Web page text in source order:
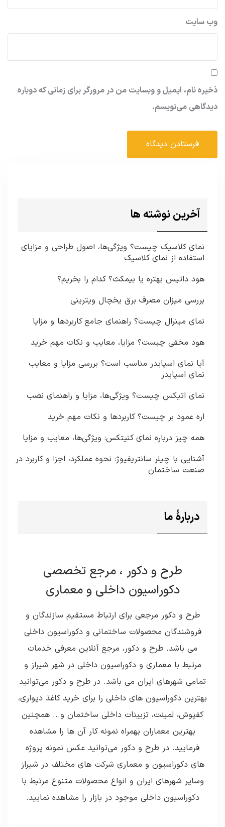
وب‌ سایت
ذخیره نام، ایمیل و وبسایت من در مرورگر برای زمانی که دوباره
دیدگاهی می‌نویسم.
آخرین نوشته ها
نمای کلاسیک چیست؟ ویژگی‌ها، اصول طراحی و مزایای
استفاده از نمای کلاسیک
هود داتیس بهتره یا بیمکث؟ کدام را بخریم؟
بررسی میزان مصرف برق یخچال ویترینی
نمای مینرال چیست؟ راهنمای جامع کاربردها و مزایا
هود مخفی چیست؟ مزایا، معایب و نکات مهم خرید
آیا نمای اسپایدر مناسب است؟ بررسی مزایا و معایب
نمای اسپایدر
نمای اتیکس چیست؟ ویژگی‌ها، مزایا و راهنمای نصب
اره عمود بر چیست؟ کاربردها و نکات مهم خرید
همه چیز درباره نمای کنیتکس: ویژگی‌ها، معایب و مزایا
آشنایی با چیلر سانتریفیوژ: نحوه عملکرد، اجزا و کاربرد در
صنعت ساختمان
دربارۀ ما
طرح و دکور ، مرجع تخصصی
دکوراسیون داخلی و معماری
طرح و دکور مرجعی برای ارتباط مستقیم سازندگان و
فروشندگان محصولات ساختمانی و دکوراسیون داخلی
می باشد. طرح و دکور، مرجع آنلاین معرفی خدمات
مرتبط با معماری و دکوراسیون داخلی در شهر شیراز و
تمامی شهرهای ایران می باشد. در طرح و دکور می‌توانید
بهترین دکوراسیون های داخلی را برای خرید کاغذ دیواری،
کفپوش، لمینت، تزیینات داخلی ساختمان و... همچنین
بهترین معماران بهمراه نمونه کار آن ها را مشاهده
فرمایید. در طرح و دکور می‌توانید عکس نمونه پروژه
های دکوراسیون و معماری شرکت های مختلف در شیراز
وسایر شهرهای ایران و انواع محصولات متنوع مرتبط با
دکوراسیون داخلی موجود در بازار را مشاهده نمایید.